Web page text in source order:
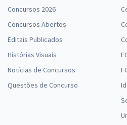
Concursos 2026
Concursos Abertos
Editais Publicados
Histórias Visuais
Notícias de Concursos
Questões de Concurso